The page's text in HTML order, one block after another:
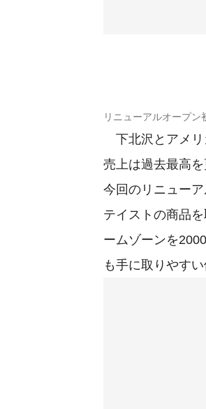
リニューアルオープン
下北沢とアメリ
売上は過去最高
今回のリニュー
テイストの商品
ームゾーンを
も手に取りやす